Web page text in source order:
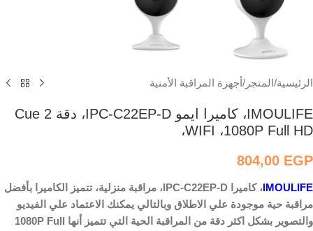
الرئيسية/المتجر /أجهزة المراقبة الأمنية
IMOULIFE، كاميرا ايمو IPC-C22EP-D، دقة Cue 2
،WIFI ،1080P Full HD
804,00 EGP
IMOULIFE
، كاميرا IPC-C22EP-D، مراقبة منزلية، تتميز الكاميرا بأفضل
مراقبة حية موجودة علي الاطلاق وبالتالي يمكنك الاعتماد علي الفيديو
والتصوير بشكل اكثر دقة من المراقبة الحية التي تتميز أنها 1080P Full